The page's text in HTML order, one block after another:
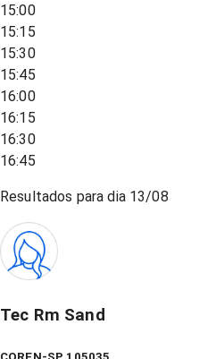
15:00
15:15
15:30
15:45
16:00
16:15
16:30
16:45
Resultados para dia 13/08
Tec Rm Sand